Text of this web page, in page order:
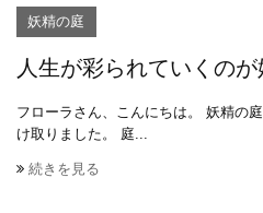
妖精の庭
人生が彩られていくのが
フローラさん、こんにちは。 妖精の
け取りました。 庭...
続きを見る